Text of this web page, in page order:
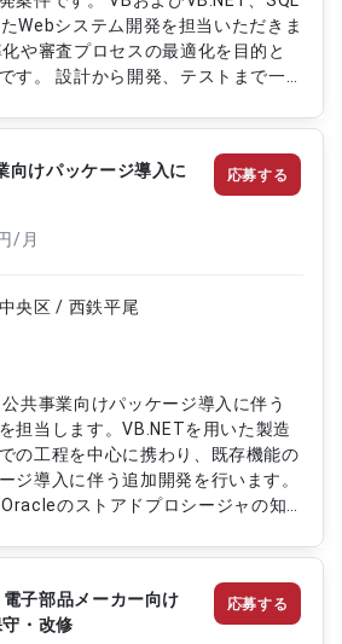
Webシステム開発を担当いただきま
や審査プロセスの最適化を目的と
す。 設計から開発、テストまで一
いたWebアプリケーション開発 ・
利用したデータベース設計および実
ら詳細設計、テスト対応 ・既存機
追加開発 ・チーム内での連携およ
向けパッケージ導入に
/月
央区 / 西鉄平尾
公共事業向けパッケージ導入に伴う
担当します。VB.NETを用いた製造
の工程を中心に携わり、既存機能の
ジ導入に伴う追加開発を行います。
のストアドプロシージャの知
いたシ
製造～テスト） ・公共事業向けパッ
う機能改修 ・JavaScriptを使用し
実装支援 ・Oracleストアドプロシ
応募する
子部品メーカー向け
・改修
応募する